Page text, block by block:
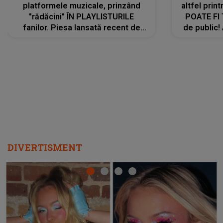
platformele muzicale, prinzând
"rădăcini" ÎN PLAYLISTURILE
fanilor. Piesa lansată recent de
altfel
POATE FI
de public!
DIVERTISMENT